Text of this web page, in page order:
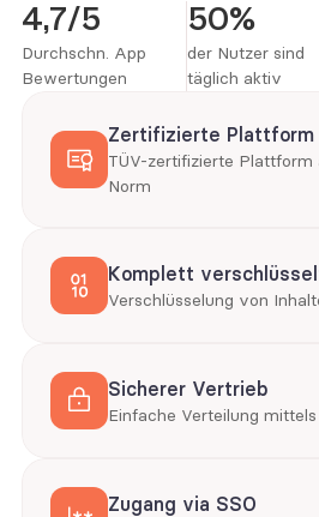
4,7/5
Durchschn. App
Bewertungen
50%
der Nutzer sind
täglich aktiv
Zertifizierte Plattform
TÜV-zertifizierte Plattform
Norm
Komplett
Verschlüsselung von
Sicherer Vertrieb
Einfache Verteilung
Zugang via SSO